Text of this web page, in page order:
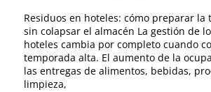
Residuos en hoteles: cómo preparar la
sin colapsar el almacén La gestión de
hoteles cambia por completo cuando
temporada alta. El aumento de la
las entregas de alimentos, bebidas,
limpieza,